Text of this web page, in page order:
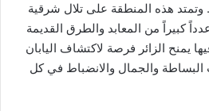
وتمتد هذه المنطقة على تلال شرقية
كبيراً من المعابد والطرق القديمة
يمنح الزائر فرصة لاكتشاف اليابان
والجمال والانضباط في كل